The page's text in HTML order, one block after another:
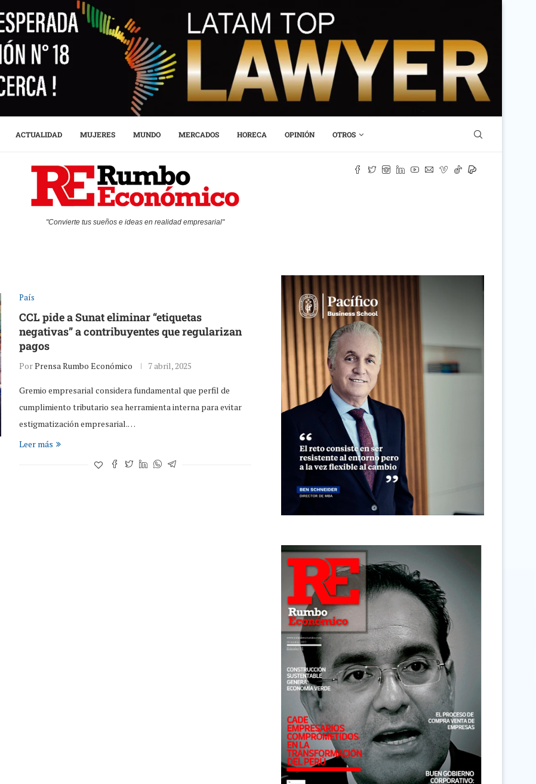
ACTUALIDAD MUJERES MUNDO MERCADOS HORECA OPINIÓN OTROS
"Convierte tus sueños e ideas en realidad empresarial"
País
CCL pide a Sunat eliminar “etiquetas
negativas” a contribuyentes que regularizan
pagos
PorPrensa Rumbo Económico 7 abril, 2025
Gremio empresarial considera fundamental que perfil de
cumplimiento tributario sea herramienta interna para evitar
estigmatización empresarial.…
Leer más